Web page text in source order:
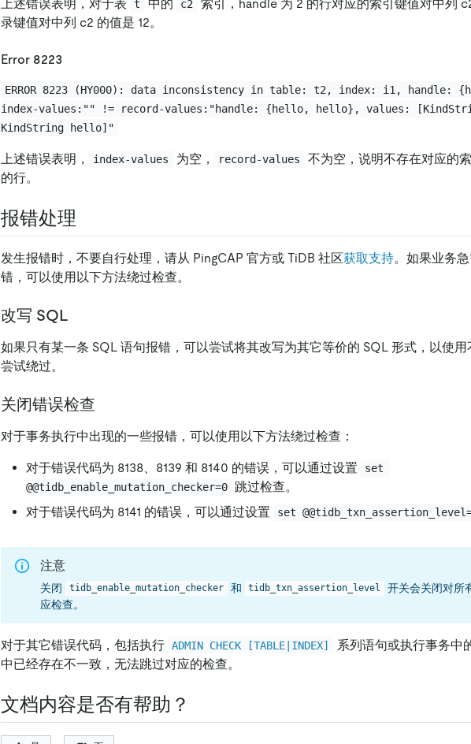
上述错误表明，对于表 t 中的 c2
索引，handle 为 2 的行对应的索引键值对中列
录键值对中列 c2 的值是 12。
Error 8223
ERROR 8223 (HY000): data inconsistency in table: t2, index: i1, handle:
index-values:"" != record-values:"handle: {hello, hello}, values:
KindString hello]"
上述错误表明， index-values 为空， record-values
不为空，说明不存在对应的
的行。
报错处理
发生报错时，不要自行处理，请从 PingCAP 官方或 TiDB 社区获取支持。如果业务
错，可以使用以下方法绕过检查。
改写 SQL
如果只有某一条 SQL 语句报错，可以尝试将其改写为其它等价的 SQL 形式，以使
尝试绕过。
关闭错误检查
对于事务执行中出现的一些报错，可以使用以下方法绕过检查：
对于错误代码为 8138、8139 和 8140 的错误，可以通过设置
set
@@tidb_enable_mutation_checker=0
跳过检查。
对于错误代码为 8141 的错误，可以通过设置
set
注意
关闭 tidb_enable_mutation_checker 和 tidb_txn_assertion_level
开关会关闭对所
应检查。
对于其它错误代码，包括执行 ADMIN CHECK [TABLE|INDEX]
系列语句或执行事务中
中已经存在不一致，无法跳过对应的检查。
文档内容是否有帮助？